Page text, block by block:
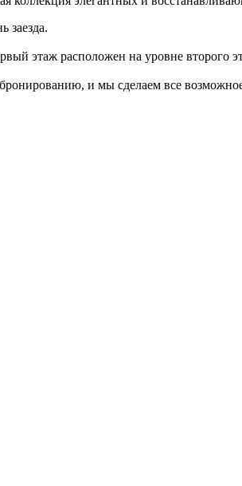
заезда.
этаж расположен на уровне второго
и мы сделаем все